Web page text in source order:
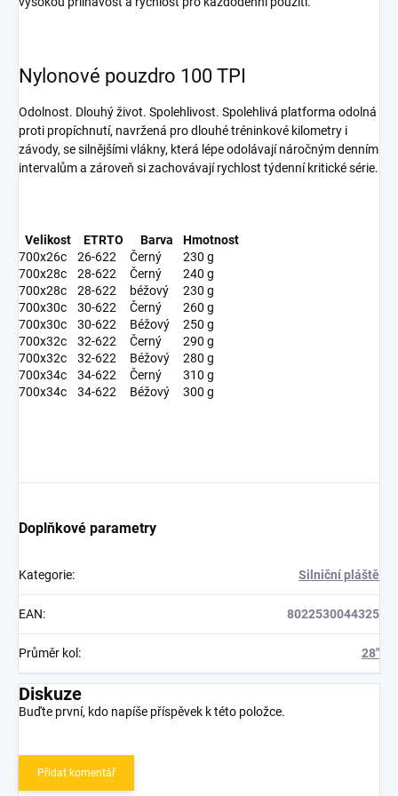
Nylonové pouzdro 100 TPI
Odolnost. Dlouhý život. Spolehlivost. Spolehlivá platforma odolná
proti propíchnutí, navržená pro dlouhé tréninkové kilometry i
závody, se silnějšími vlákny, která lépe odolávají náročným denním
intervalům a zároveň si zachovávají rychlost týdenní kritické série.
Velikost ETRTO Barva
Hmotnost
700x26c 26-622 Černý 230 g
700x28c
28-622 Černý
240 g
700x28c
28-622 béžový
230 g
700x30c
30-622 Černý
260 g
700x30c
30-622 Béžový
250 g
700x32c
32-622 Černý
290 g
700x32c
32-622 Béžový
280 g
700x34c
34-622 Černý
310 g
700x34c
34-622 Béžový 300 g
Doplňkové parametry
Kategorie: Silniční pláště
EAN: 8022530044325
Průměr kol : 28"
Diskuze
Buďte první, kdo napíše příspěvek k této položce.
Přidat komentář